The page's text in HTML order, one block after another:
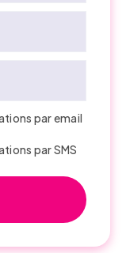
par email
par SMS